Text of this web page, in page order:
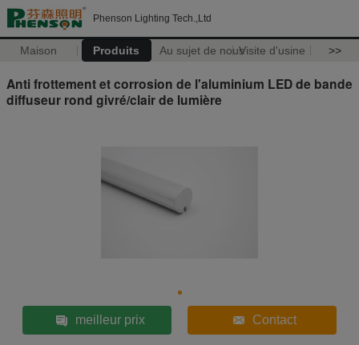
Phenson Lighting Tech.,Ltd
Maison Produits Au sujet de nousVisite d'usine >>
Anti frottement et corrosion de l'aluminium LED de bande
diffuseur rond givré/clair de lumière
meilleur prix Contact